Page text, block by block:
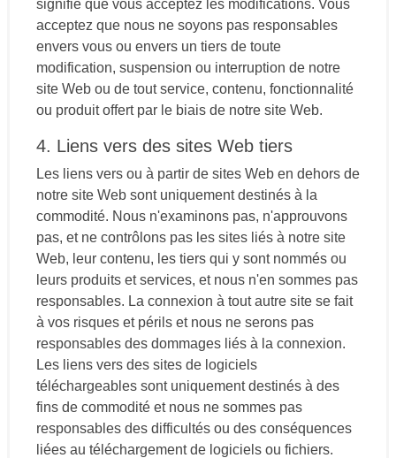
signifie que vous acceptez les modifications. Vous
acceptez que nous ne soyons pas responsables
envers vous ou envers un tiers de toute
modification, suspension ou interruption de notre
site Web ou de tout service, contenu, fonctionnalité
ou produit offert par le biais de notre site Web.
4. Liens vers des sites Web tiers
Les liens vers ou à partir de sites Web en dehors de
notre site Web sont uniquement destinés à la
commodité. Nous n'examinons pas, n'approuvons
pas, et ne contrôlons pas les sites liés à notre site
Web, leur contenu, les tiers qui y sont nommés ou
leurs produits et services, et nous n'en sommes pas
responsables. La connexion à tout autre site se fait
à vos risques et périls et nous ne serons pas
responsables des dommages liés à la connexion.
Les liens vers des sites de logiciels
téléchargeables sont uniquement destinés à des
fins de commodité et nous ne sommes pas
responsables des difficultés ou des conséquences
liées au téléchargement de logiciels ou fichiers.